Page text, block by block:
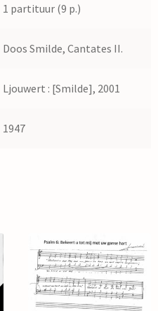
1 partituur (9 p.)
Doos Smilde, Cantates II.
Ljouwert : [Smilde], 2001
1947